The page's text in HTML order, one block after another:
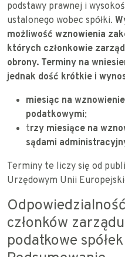
podstawy prawnej i
ustalonego wobec spółki.
możliwość wznowienia
których członkowie
obrony. Terminy na
jednak dość krótkie i
miesiąc na
podatkowymi;
trzy miesiące na
sądami
Terminy te liczy się od
Urzędowym Unii
członków
podatkowe